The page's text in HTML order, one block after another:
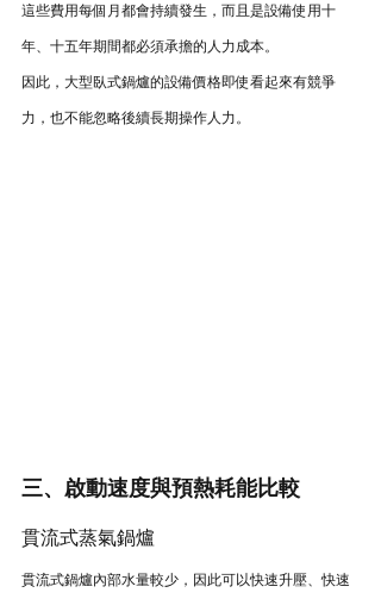
這些費用每個月都會持續發生，而且是設備使用十
年、十五年期間都必須承擔的人力成本。
因此，大型臥式鍋爐的設備價格即使看起來有競爭
力，也不能忽略後續長期操作人力。
三、啟動速度與預熱耗能比較
貫流式蒸氣鍋爐
貫流式鍋爐內部水量較少，因此可以快速升壓、快速